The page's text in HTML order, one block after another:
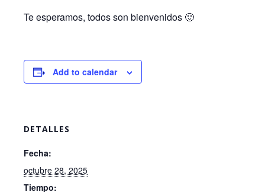
Te esperamos, todos son bienvenidos 🙂
Add to calendar
DETALLES
Fecha:
octubre 28, 2025
Tiempo: